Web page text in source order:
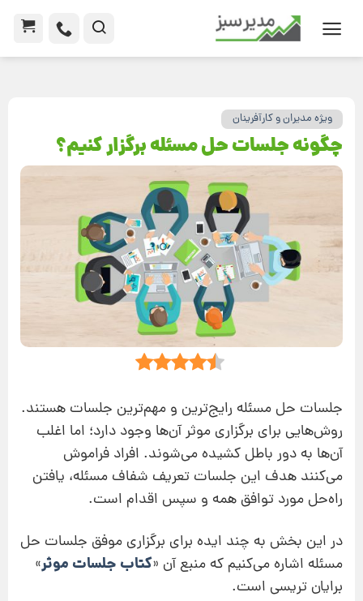
ویژه مدیران و کارآفرینان
چگونه جلسات حل مسئله برگزار کنیم؟
جلسات حل مسئله رایج‌ترین و مهم‌ترین جلسات هستند.
روش‌هایی برای برگزاری موثر آن‌ها وجود دارد؛ اما اغلب
آن‌ها به دور باطل کشیده می‌شوند. افراد فراموش
می‌کنند هدف این جلسات تعریف شفاف مسئله، یافتن
راه‌حل مورد توافق همه و سپس اقدام است.
در این بخش به چند ایده برای برگزاری موفق جلسات حل
مسئله اشاره می‌کنیم که منبع آن «کتاب جلسات موثر»
برایان تریسی است.